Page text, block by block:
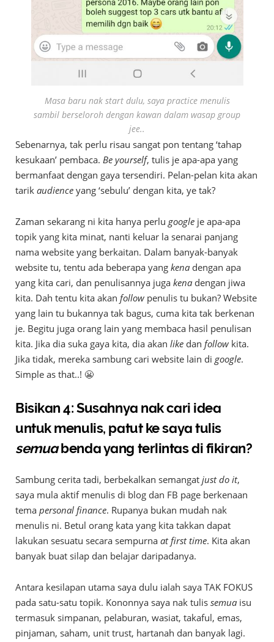
Masa baru nak start dulu, saya practice menulis
sambil berseloroh dengan kawan dalam wasap group
jee..
Sebenarnya, tak perlu risau sangat pon tentang ‘tahap
kesukaan’ pembaca. Be yourself, tulis je apa-apa yang
bermanfaat dengan gaya tersendiri. Pelan-pelan kita akan
tarik audience yang ‘sebulu’ dengan kita, ye tak?
Zaman sekarang ni kita hanya perlu google je apa-apa
topik yang kita minat, nanti keluar la senarai panjang
nama website yang berkaitan. Dalam banyak-banyak
website tu, tentu ada beberapa yang kena dengan apa
yang kita cari, dan penulisannya juga kena dengan jiwa
kita. Dah tentu kita akan follow penulis tu bukan? Website
yang lain tu bukannya tak bagus, cuma kita tak berkenan
je. Begitu juga orang lain yang membaca hasil penulisan
kita. Jika dia suka gaya kita, dia akan like dan follow kita.
Jika tidak, mereka sambung cari website lain di google.
Simple as that..! 😬
Bisikan 4: Susahnya nak cari idea
untuk menulis, patut ke saya tulis
semuabenda yang terlintas di fikiran?
Sambung cerita tadi, berbekalkan semangat just do it,
saya mula aktif menulis di blog dan FB page berkenaan
tema personal finance. Rupanya bukan mudah nak
menulis ni. Betul orang kata yang kita takkan dapat
lakukan sesuatu secara sempurna at first time. Kita akan
banyak buat silap dan belajar daripadanya.
Antara kesilapan utama saya dulu ialah saya TAK FOKUS
pada satu-satu topik. Kononnya saya nak tulis semua isu
termasuk simpanan, pelaburan, wasiat, takaful, emas,
pinjaman, saham, unit trust, hartanah dan banyak lagi.